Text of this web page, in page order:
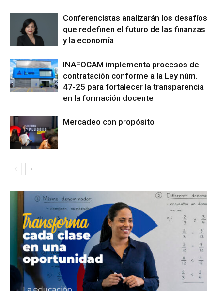
Conferencistas analizarán los desafíos
que redefinen el futuro de las finanzas
y la economía
INAFOCAM implementa procesos de
contratación conforme a la Ley núm.
47-25 para fortalecer la transparencia
en la formación docente
Mercadeo con propósito